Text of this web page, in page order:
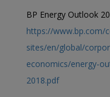
BP Energy Outlook
https://www.bp.com/
sites/en/global/
economics/energy-
2018.pdf